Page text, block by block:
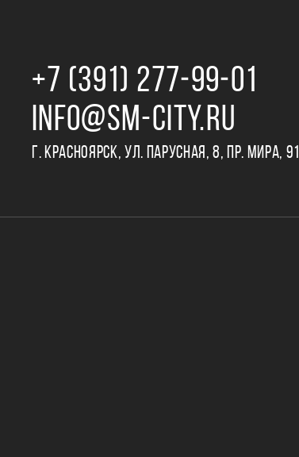
+7 (391) 277‒99‒01
INFO@SM-CITY.RU
Г. КРАСНОЯРСК, УЛ. ПАРУСНАЯ, 8, ПР. МИРА, 91